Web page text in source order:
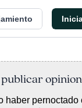
haber pernoctado